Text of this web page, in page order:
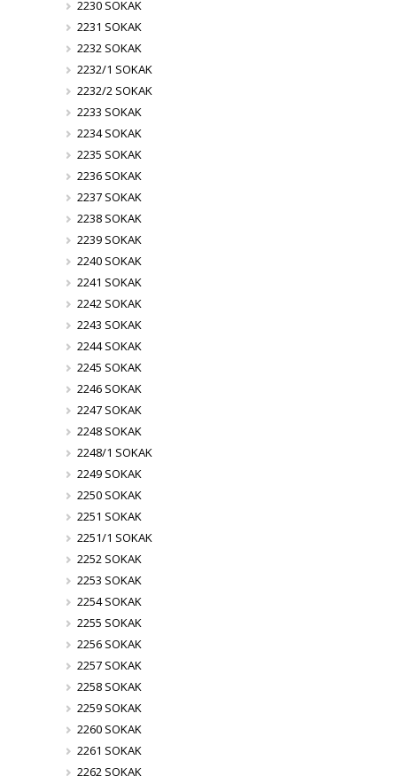
2230 SOKAK
2231 SOKAK
2232 SOKAK
2232/1 SOKAK
2232/2 SOKAK
2233 SOKAK
2234 SOKAK
2235 SOKAK
2236 SOKAK
2237 SOKAK
2238 SOKAK
2239 SOKAK
2240 SOKAK
2241 SOKAK
2242 SOKAK
2243 SOKAK
2244 SOKAK
2245 SOKAK
2246 SOKAK
2247 SOKAK
2248 SOKAK
2248/1 SOKAK
2249 SOKAK
2250 SOKAK
2251 SOKAK
2251/1 SOKAK
2252 SOKAK
2253 SOKAK
2254 SOKAK
2255 SOKAK
2256 SOKAK
2257 SOKAK
2258 SOKAK
2259 SOKAK
2260 SOKAK
2261 SOKAK
2262 SOKAK